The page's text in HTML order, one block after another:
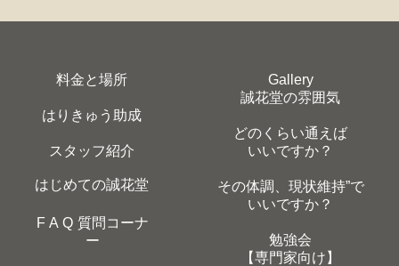
料金と場所
はりきゅう助成
スタッフ紹介
はじめての誠花堂
F A Q 質問コーナ
ー
Gallery
誠花堂の雰囲気
どのくらい通えば
いいですか？
その体調、現状維持”で
いいですか？
勉強会
【専門家向け】